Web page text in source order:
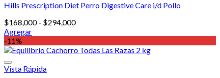
se
pueden
elegir
en
la
página
de
producto
Hills Prescription Diet Perro Digestive Care i/d Pollo
$168,000 - $294,000Rango
desde
Agregar
Este
producto
tiene
múltiples
-11%
Vista Rápida